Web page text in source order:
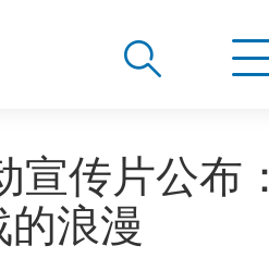
传片公布：
浪漫